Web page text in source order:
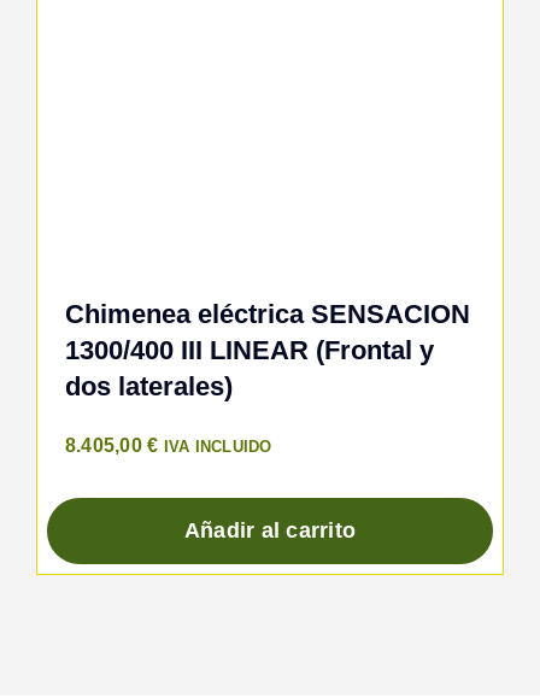
Chimenea eléctrica SENSACION
1300/400 III LINEAR (Frontal y
dos laterales)
8.405,00€ IVA INCLUIDO
Añadir al carrito